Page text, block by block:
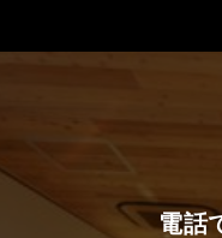
電話